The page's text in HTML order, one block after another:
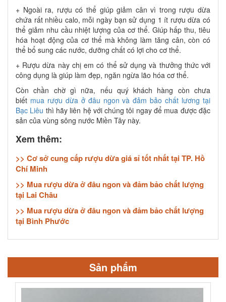
+ Ngoài ra, rượu có thể giúp giảm cân vì trong rượu dừa
chứa rất nhiều calo, mỗi ngày bạn sử dụng 1 ít rượu dừa có
thể giảm nhu cầu nhiệt lượng của cơ thể. Giúp hấp thu, tiêu
hóa hoạt động của cơ thể mà không làm tăng cân, còn có
thể bổ sung các nước, dưỡng chất có lợi cho cơ thể.
+ Rượu dừa này chị em có thể sử dụng và thưởng thức với
công dụng là giúp làm đẹp, ngăn ngừa lão hóa cơ thể.
Còn chần chờ gì nữa, nếu quý khách hàng còn chưa
biết mua rượu dừa ở đâu ngon và đảm bảo chất lương tại
Bạc Liêu thì hãy liên hệ với chúng tôi ngay để mua được đặc
sản của vùng sông nước Miền Tây này.
Xem thêm:
>> Cơ sở cung cấp rượu dừa giá sỉ tốt nhất tại TP. Hồ
Chí Minh
>> Mua rượu dừa ở đâu ngon và đảm bảo chất lượng
tại Lai Châu
>> Mua rượu dừa ở đâu ngon và đảm bảo chất lượng
tại Bình Phước
Sản phẩm